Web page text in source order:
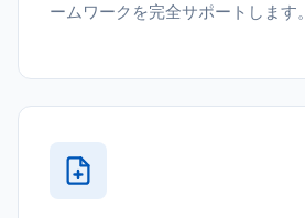
ームワークを完全サポートします。